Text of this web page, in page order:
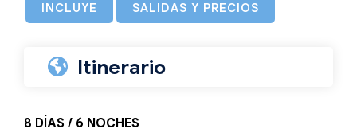
INCLUYE SALIDAS Y PRECIOS
Itinerario
8 DÍAS / 6 NOCHES